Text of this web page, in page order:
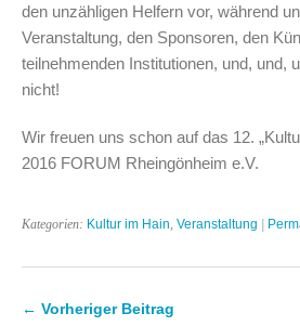
den unzähligen Helfern vor, während
Veranstaltung, den Sponsoren, den
teilnehmenden Institutionen, und, und,
nicht!
Wir freuen uns schon auf das 12.
2016 FORUM Rheingönheim e.V.
Kategorien: Kultur im Hain Veranstaltung |
← Vorheriger Beitrag